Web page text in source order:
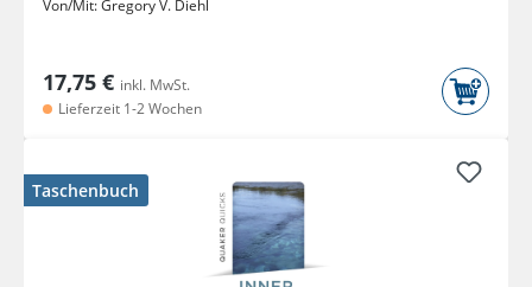
Von/Mit:Gregory V. Diehl
17,75 € inkl. MwSt.
Lieferzeit 1-2 Wochen
Taschenbuch